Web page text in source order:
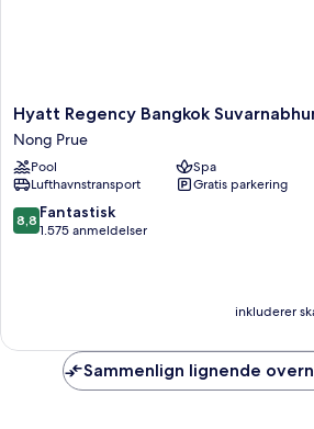
Hyatt
Regency
Bangkok
Suvarnabhumi
Airport
Nong
Prue
Hyatt Regency Bangkok
Nong Prue
Pool
Spa
Lufthavnstransport
Gratis parkering
8.8
ud
8,8 Fantastisk
1.575 anmeldelser
inkluderer
Sammenlign lignende